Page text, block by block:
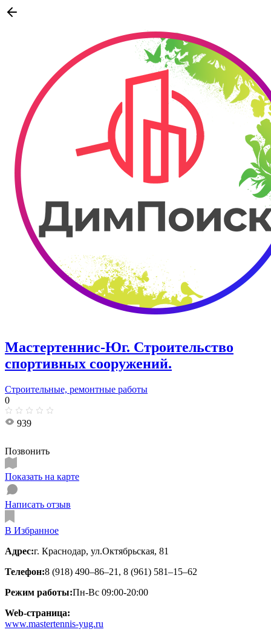
Мастертеннис-Юг. Строительство
спортивных сооружений.
Строительные, ремонтные работы
0
939
Позвонить
Показать на карте
Написать отзыв
В Избранное
Адрес:г. Краснодар, ул.Октябрьская, 81
Телефон:8 (918) 490–86–21, 8 (961) 581–15–62
Режим работы:Пн-Вс 09:00-20:00
Web-страница:
www.mastertennis-yug.ru